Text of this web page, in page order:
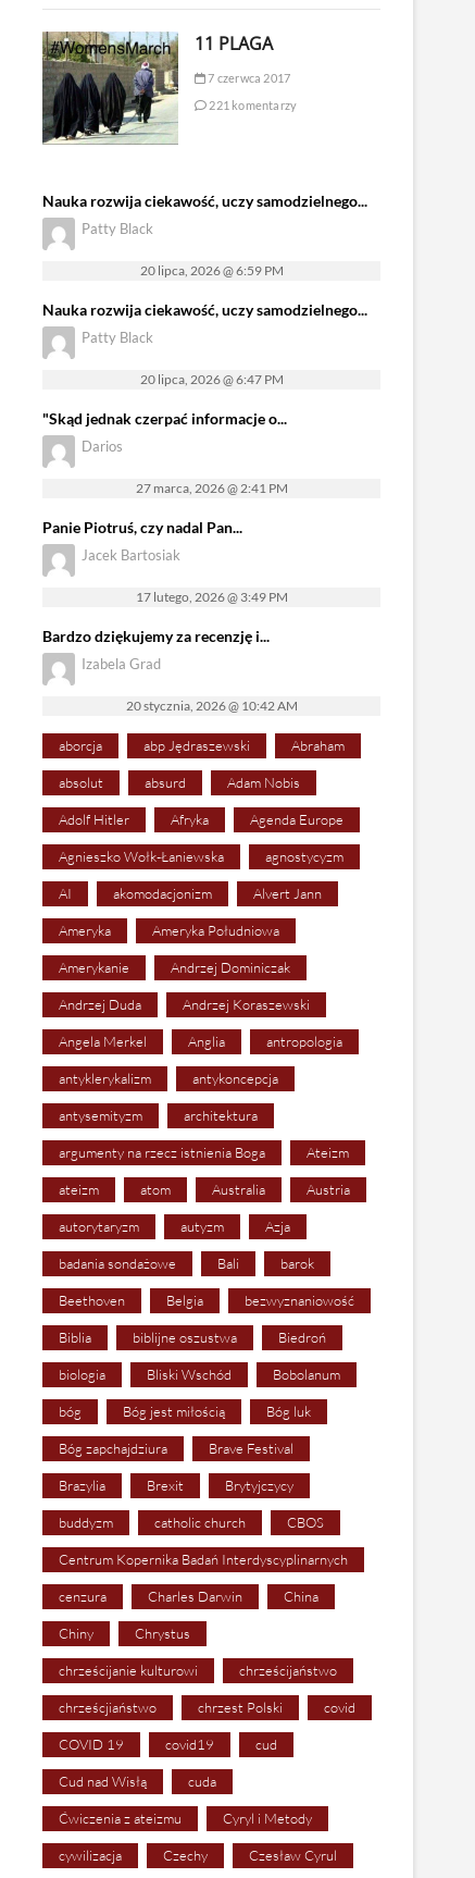
11 PLAGA
7 czerwca 2017
221 komentarzy
Nauka rozwija ciekawość, uczy samodzielnego...
Patty Black
20 lipca, 2026 @ 6:59 PM
Nauka rozwija ciekawość, uczy samodzielnego...
Patty Black
20 lipca, 2026 @ 6:47 PM
"Skąd jednak czerpać informacje o...
Darios
27 marca, 2026 @ 2:41 PM
Panie Piotruś, czy nadal Pan...
Jacek Bartosiak
17 lutego, 2026 @ 3:49 PM
Bardzo dziękujemy za recenzję i...
Izabela Grad
20 stycznia, 2026 @ 10:42 AM
aborcja abp Jędraszewski Abraham
absolut absurd Adam Nobis
Adolf Hitler Afryka Agenda Europe
Agnieszko Wołk-Łaniewska agnostycyzm
AI akomodacjonizm Alvert Jann
Ameryka Ameryka Południowa
Amerykanie Andrzej Dominiczak
Andrzej Duda Andrzej Koraszewski
Angela Merkel Anglia antropologia
antyklerykalizm antykoncepcja
antysemityzm architektura
argumenty na rzecz istnienia Boga Ateizm
ateizm atom Australia Austria
autorytaryzm autyzm Azja
badania sondażowe Bali barok
Beethoven Belgia bezwyznaniowość
Biblia biblijne oszustwa Biedroń
biologia Bliski Wschód Bobolanum
bóg Bóg jest miłością Bóg luk
Bóg zapchajdziura Brave Festival
Brazylia Brexit Brytyjczycy
buddyzm catholic church CBOS
Centrum Kopernika Badań Interdyscyplinarnych
cenzura Charles Darwin China
Chiny Chrystus
chrześcijanie kulturowi chrześcijaństwo
chrześcjiaństwo chrzest Polski covid
COVID 19 covid19 cud
Cud nad Wisłą cuda
Ćwiczenia z ateizmu Cyryl i Metody
cywilizacja Czechy Czesław Cyrul